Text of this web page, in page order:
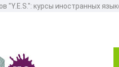
"Y.E.S.": курсы иностранных